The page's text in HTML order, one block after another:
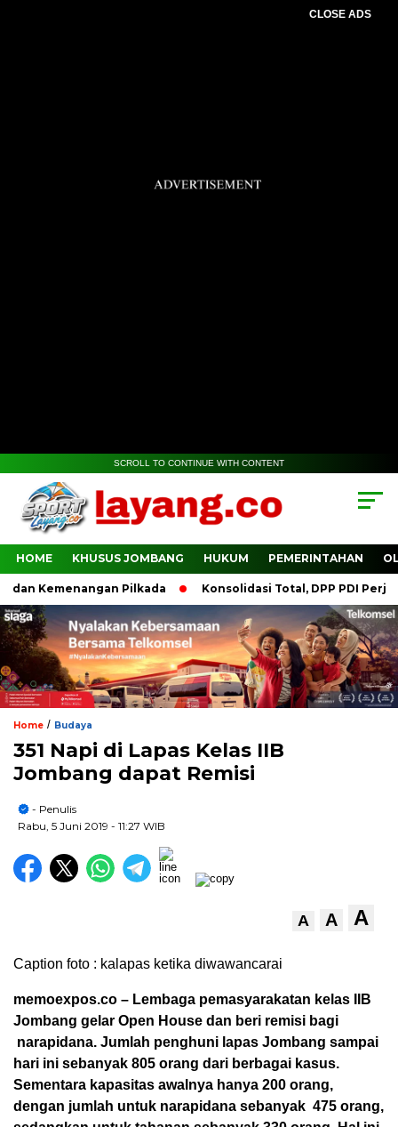
CLOSE ADS
SCROLL TO CONTINUE WITH CONTENT
HOME KHUSUS JOMBANG HUKUM PEMERINTAHAN
Kemenangan Pilkada Konsolidasi Total, DPP PDI
Home / Budaya
351 Napi di Lapas Kelas IIB
Jombang dapat Remisi
- Penulis
Rabu, 5 Juni 2019 - 11:27 WIB
A A A
Caption foto : kalapas ketika diwawancarai
memoexpos.co – Lembaga pemasyarakatan kelas IIB
Jombang gelar Open House dan beri remisi bagi
narapidana. Jumlah penghuni lapas Jombang sampai
hari ini sebanyak 805 orang dari berbagai kasus.
Sementara kapasitas awalnya hanya 200 orang,
dengan jumlah untuk narapidana sebanyak 475 orang,